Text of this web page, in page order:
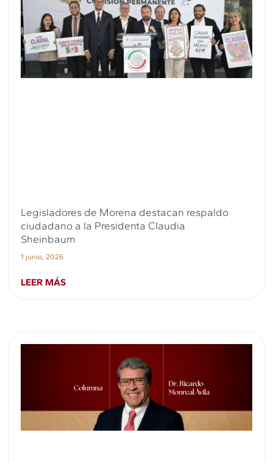
Legisladores de Morena destacan respaldo
ciudadano a la Presidenta Claudia
Sheinbaum
1 junio, 2026
LEER MÁS